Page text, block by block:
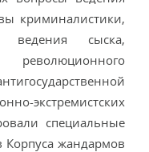
криминалистики,
сыска,
экстремистских
специальные
Корпуса жандармов